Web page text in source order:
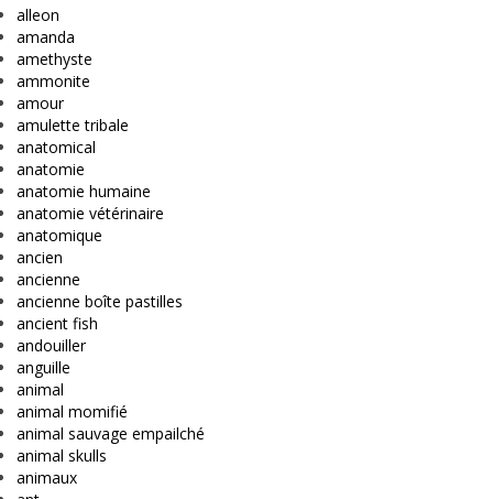
alleon
amanda
amethyste
ammonite
amour
amulette tribale
anatomical
anatomie
anatomie humaine
anatomie vétérinaire
anatomique
ancien
ancienne
ancienne boîte pastilles
ancient fish
andouiller
anguille
animal
animal momifié
animal sauvage empailché
animal skulls
animaux